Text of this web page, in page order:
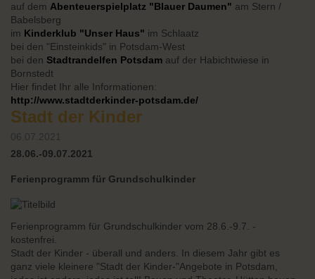
auf dem Abenteuerspielplatz "Blauer Daumen" am Stern /
Babelsberg
im Kinderklub "Unser Haus" im Schlaatz
bei den "Einsteinkids" in Potsdam-West
bei den Stadtrandelfen Potsdam auf der Habichtwiese in
Bornstedt
Hier findet Ihr alle Informationen:
http://www.stadtderkinder-potsdam.de/
Stadt der Kinder
06.07.2021
28.06.-09.07.2021
Ferienprogramm für Grundschulkinder
Ferienprogramm für Grundschulkinder vom 28.6.-9.7. -
kostenfrei.
Stadt der Kinder - überall und anders. In diesem Jahr gibt es
ganz viele kleinere "Stadt der Kinder-"Angebote in Potsdam,